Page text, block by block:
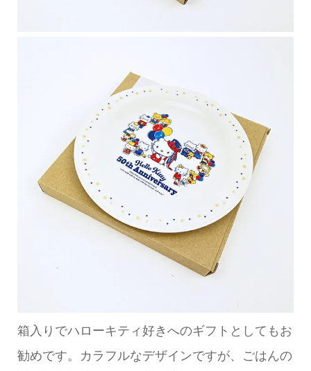
箱入りでハローキティ好きへのギフトとしてもお
勧めです。カラフルなデザインですが、ごはんの